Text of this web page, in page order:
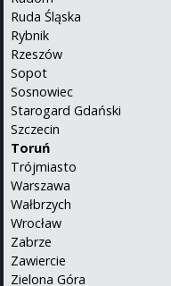
Ruda Śląska
Rybnik
Rzeszów
Sopot
Sosnowiec
Starogard Gdański
Szczecin
Toruń
Trójmiasto
Warszawa
Wałbrzych
Wrocław
Zabrze
Zawiercie
Zielona Góra